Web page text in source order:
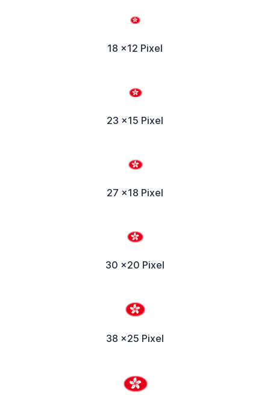
18 x12 Pixel
23 x15 Pixel
27 x18 Pixel
30 x20 Pixel
38 x25 Pixel